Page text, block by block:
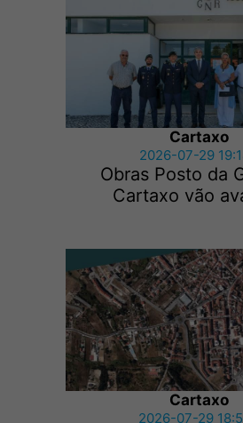
Cartaxo
2026-07-29
Obras Posto da
Cartaxo vão
Cartaxo
2026-07-29